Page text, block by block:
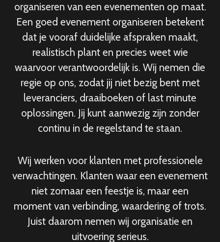
organiseren van een evenementen op maat.
Een goed evenement organiseren betekent
dat je vooraf duidelijke afspraken maakt,
realistisch plant en precies weet wie
waarvoor verantwoordelijk is. Wij nemen die
regie op ons, zodat jij niet bezig bent met
leveranciers, draaiboeken of last minute
oplossingen. Jij kunt aanwezig zijn zonder
continu in de regelstand te staan.
Wij werken voor klanten met professionele
verwachtingen. Klanten waar een evenement
niet zomaar een feestje is, maar een
moment van verbinding, waardering of trots.
Juist daarom nemen wij organisatie en
uitvoering serieus.